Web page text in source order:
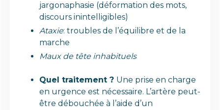
jargonaphasie (déformation des mots,
discours inintelligibles)
Ataxie: troubles de l’équilibre et de la
marche
Maux de tête inhabituels
Quel traitement ? Une prise en charge
en urgence est nécessaire. L’artère peut-
être débouchée à l’aide d’un